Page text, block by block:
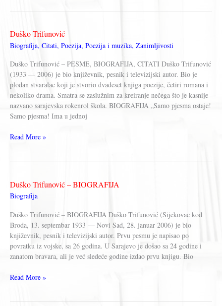
mi
bila
naj,
naj
Duško Trifunović
Biografija, Citati, Poezija, Poezija i muzika, Zanimljivosti
Duško Trifunović – PESME, BIOGRAFIJA, CITATI Duško Trifunović
(1933 — 2006) je bio književnik, pesnik i televizijski autor. Bio je
plodan stvaralac koji je stvorio dvadeset knjiga poezije, četiri romana i
nekoliko drama. Smatra se zaslužnim za kreiranje nečega što je kasnije
nazvano sarajevska rokenrol škola. BIOGRAFIJA „Samo pjesma ostaje!
Samo pjesma! Ima u jednoj
Duško
Read More »
Duško Trifunović – BIOGRAFIJA
Biografija
Duško Trifunović – BIOGRAFIJA Duško Trifunović (Sijekovac kod
Broda, 13. septembar 1933 — Novi Sad, 28. januar 2006) je bio
književnik, pesnik i televizijski autor. Prvu pesmu je napisao po
povratku iz vojske, sa 26 godina. U Sarajevo je došao sa 24 godine i
zanatom bravara, ali je već sledeće godine izdao prvu knjigu. Bio
Duško
Read More »